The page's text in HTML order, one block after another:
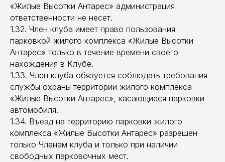
«Жилые Высотки Антарес» администрация
ответственности не несет.
1.32. Член клуба имеет право пользования
парковкой жилого комплекса «Жилые Высотки
Антарес» только в течение времени своего
нахождения в Клубе.
1.33. Член клуба обязуется соблюдать требования
службы охраны территории жилого комплекса
«Жилые Высотки Антарес», касающиеся парковки
автомобиля.
1.34. Въезд на территорию парковки жилого
комплекса «Жилые Высотки Антарес» разрешен
только Членам клуба и только при наличии
свободных парковочных мест.